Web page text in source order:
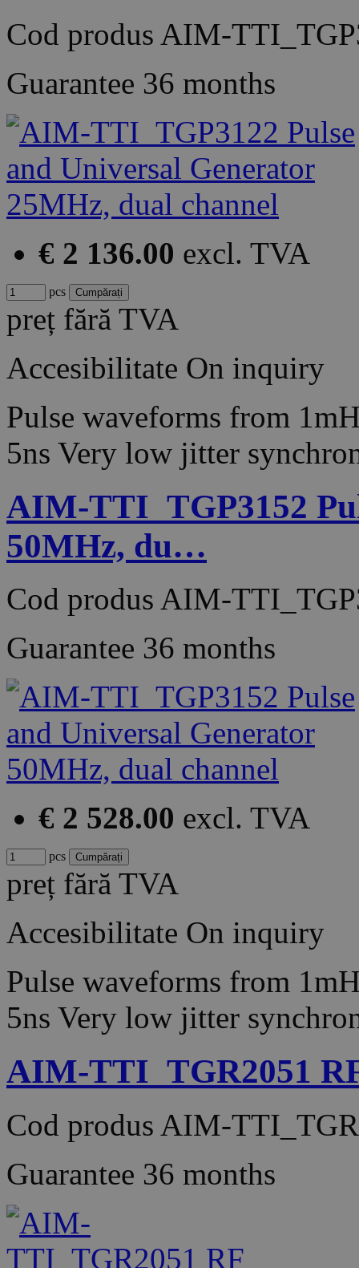
Cod produs AIM-
Guarantee 36 months
€ 2 136.00 excl. TVA
pcs
preț fără TVA
Accesibilitate On inquiry
Pulse waveforms from
5ns Very low jitter
AIM-TTI_TGP3152
50MHz, du…
Cod produs AIM-
Guarantee 36 months
€ 2 528.00 excl. TVA
pcs
preț fără TVA
Accesibilitate On inquiry
Pulse waveforms from
5ns Very low jitter
AIM-TTI_TGR2051
Cod produs AIM-
Guarantee 36 months